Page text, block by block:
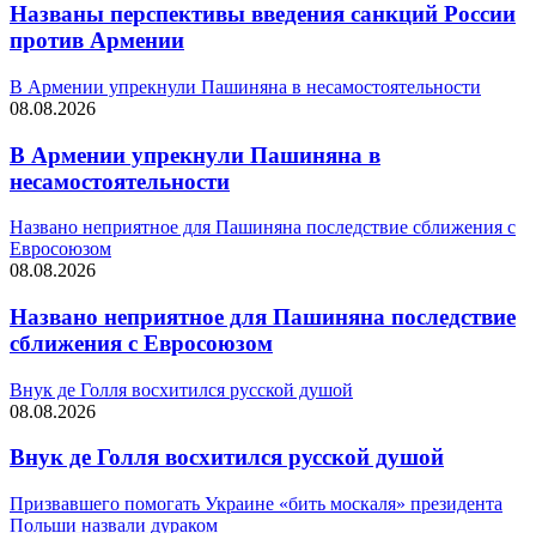
Названы перспективы введения санкций России
против Армении
В Армении упрекнули Пашиняна в несамостоятельности
08.08.2026
В Армении упрекнули Пашиняна в
несамостоятельности
Названо неприятное для Пашиняна последствие сближения с
Евросоюзом
08.08.2026
Названо неприятное для Пашиняна последствие
сближения с Евросоюзом
Внук де Голля восхитился русской душой
08.08.2026
Внук де Голля восхитился русской душой
Призвавшего помогать Украине «бить москаля» президента
Польши назвали дураком